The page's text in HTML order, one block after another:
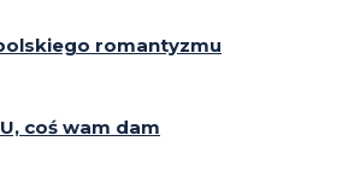
romantyzmu
coś wam dam